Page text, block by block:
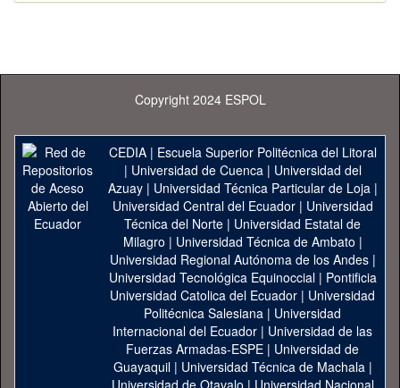
Copyright 2024 ESPOL
CEDIA| Escuela Superior Politécnica del Litoral
| Universidad de Cuenca| Universidad del
Azuay| Universidad Técnica Particular de Loja|
Universidad Central del Ecuador| Universidad
Técnica del Norte | Universidad Estatal de
Milagro | Universidad Técnica de Ambato |
Universidad Regional Autónoma de los Andes|
Universidad Tecnológica Equinoccial| Pontificia
Universidad Catolica del Ecuador | Universidad
Politécnica Salesiana | Universidad
Internacional del Ecuador | Universidad de las
Fuerzas Armadas-ESPE | Universidad de
Guayaquil| Universidad Técnica de Machala|
Universidad de Otavalo | Universidad Nacional